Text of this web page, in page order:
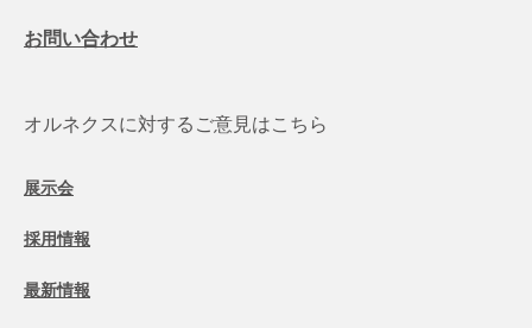
お問い合わせ
オルネクスに対するご意見はこちら
展示会
採用情報
最新情報